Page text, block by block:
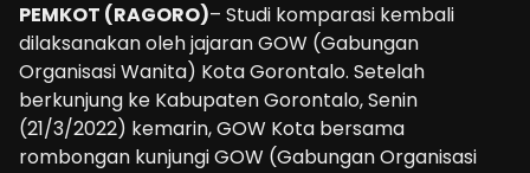
PEMKOT (RAGORO)– Studi komparasi kembali
dilaksanakan oleh jajaran GOW (Gabungan
Organisasi Wanita) Kota Gorontalo. Setelah
berkunjung ke Kabupaten Gorontalo, Senin
(21/3/2022) kemarin, GOW Kota bersama
rombongan kunjungi GOW (Gabungan Organisasi